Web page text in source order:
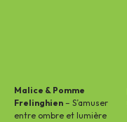
Malice & Pomme
Frelinghien – S’amuser
entre ombre et lumière